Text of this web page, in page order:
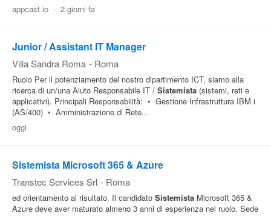
appcast.io - 2 giorni fa
Junior / Assistant IT Manager
Villa Sandra Roma - Roma
Ruolo Per il potenziamento del nostro dipartimento ICT, siamo alla
ricerca di un/una Aiuto Responsabile IT / Sistemista (sistemi, reti e
applicativi). Principali Responsabilità: • Gestione Infrastruttura IBM i
(AS/400) • Amministrazione di Rete...
oggi
Sistemista Microsoft 365 & Azure
Transtec Services Srl - Roma
ed orientamento al risultato. Il candidato Sistemista Microsoft 365 &
Azure deve aver maturato almeno 3 anni di esperienza nel ruolo. Sede